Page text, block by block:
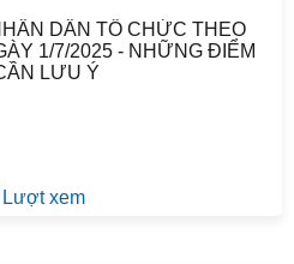
DÂN TỔ CHỨC THEO
1/7/2025 - NHỮNG ĐIỂM
LƯU Ý
xem